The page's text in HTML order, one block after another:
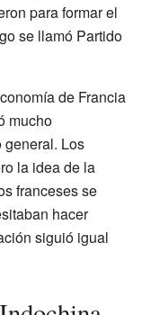
para formar el
se llamó Partido
de Francia
mucho
general. Los
la idea de la
franceses se
hacer
siguió igual